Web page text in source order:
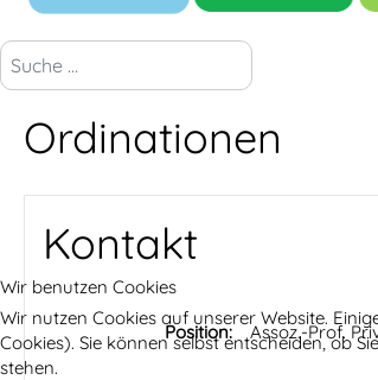
suchen...
Ordinationen
Kontakt
Position: Assoz.-Prof.
Wir benutzen Cookies
Wir nutzen Cookies auf unserer Website.
Cookies). Sie können selbst entscheiden, ob
stehen.